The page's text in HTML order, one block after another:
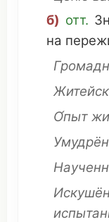
б) отт.
на
О́пыт